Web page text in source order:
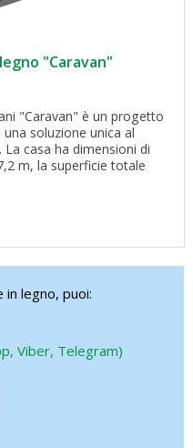
"Caravan"
"Caravan" è un progetto
soluzione unica al
casa ha dimensioni di
m, la superficie totale
in legno, puoi:
Viber, Telegram)